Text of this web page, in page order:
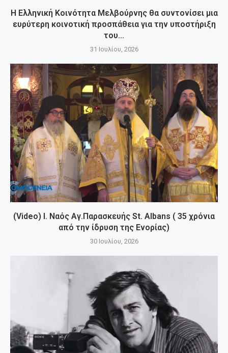
Η Ελληνική Κοινότητα Μελβούρνης θα συντονίσει μια
ευρύτερη κοινοτική προσπάθεια για την υποστήριξη
του...
31 Ιουλίου, 2026
(Video) Ι. Ναός Αγ.Παρασκευής St. Albans ( 35 χρόνια
από την ίδρυση της Ενορίας)
30 Ιουλίου, 2026